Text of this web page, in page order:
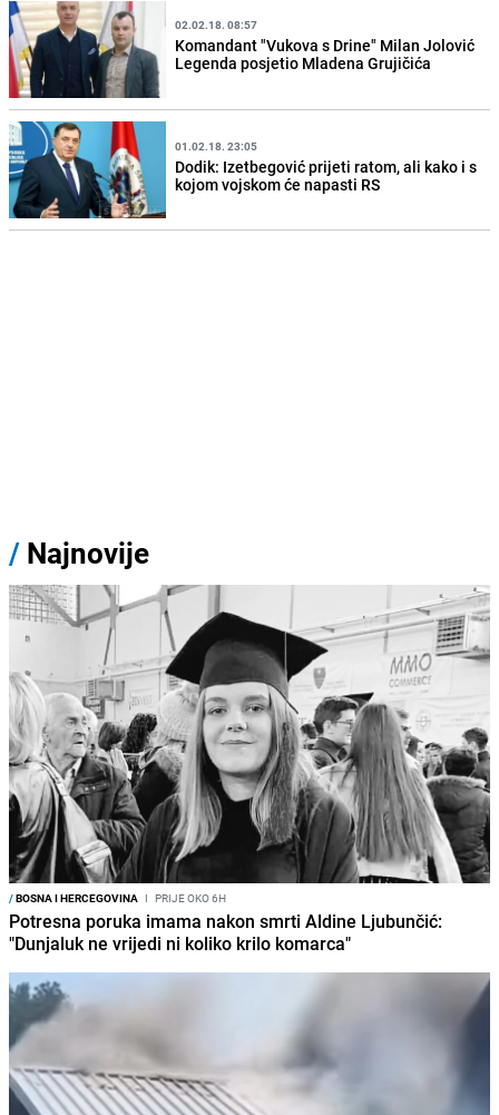
02.02.18. 08:57
Komandant "Vukova s Drine" Milan Jolović
Legenda posjetio Mladena Grujičića
01.02.18. 23:05
Dodik: Izetbegović prijeti ratom, ali kako i s
kojom vojskom će napasti RS
/ Najnovije
/BOSNA I HERCEGOVINA I PRIJE OKO 6H
Potresna poruka imama nakon smrti Aldine Ljubunčić:
"Dunjaluk ne vrijedi ni koliko krilo komarca"